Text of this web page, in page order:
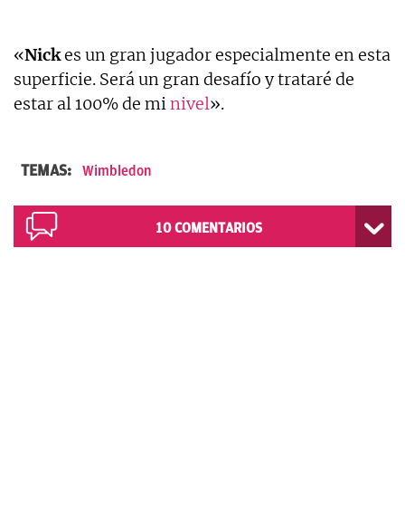
«Nickes un gran jugador especialmente en esta
superficie. Será un gran desafío y trataré de
estar al 100% de minivel».
TEMAS: Wimbledon
10COMENTARIOS